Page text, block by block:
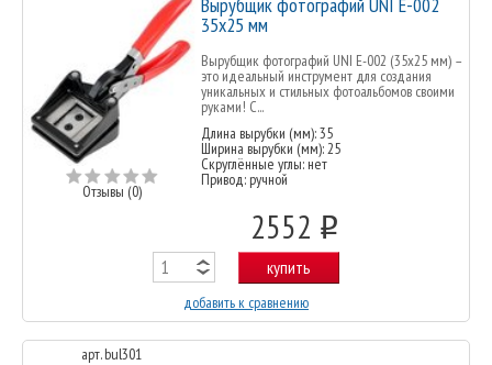
Отзывы (0)
35х25 мм
Вырубщик фотографий UNI E-002 (35х25 мм) –
это идеальный инструмент для создания
уникальных и стильных фотоальбомов своими
руками! С...
Длина вырубки (мм): 35
Ширина вырубки (мм): 25
Скруглённые углы: нет
Привод: ручной
2552 o
купить
добавить к сравнению
арт. bul301